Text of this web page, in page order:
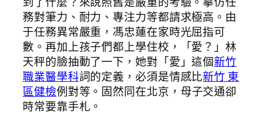
務對筆力、耐力、專注力等都請求極高。由
于任務異常嚴重，馮忠蓮在家時光屈指可
數。再加上孩子們都上學住校，「愛？」林
天秤的臉抽動了一下，她對「愛」這個新竹
職業醫學科詞的定義，必須是情感比新竹 東
區健檢例對等。固然同在北京，母子交通卻
時常要靠手札。